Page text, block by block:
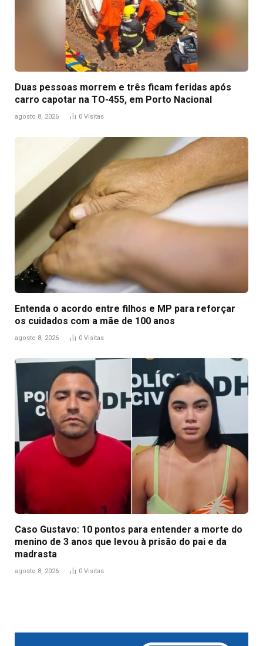
Duas pessoas morrem e três ficam feridas após
carro capotar na TO-455, em Porto Nacional
agosto 8, 2026 0 Visitas
Entenda o acordo entre filhos e MP para reforçar
os cuidados com a mãe de 100 anos
agosto 8, 2026 0 Visitas
Caso Gustavo: 10 pontos para entender a morte do
menino de 3 anos que levou à prisão do pai e da
madrasta
agosto 8, 2026 0 Visitas